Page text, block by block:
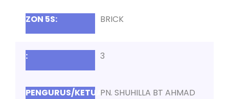
BRICK
3
PN. SHUHILLA BT AHMAD